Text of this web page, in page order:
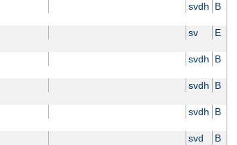
svdh B
sv E
svdh B
svdh B
svdh B
svd B